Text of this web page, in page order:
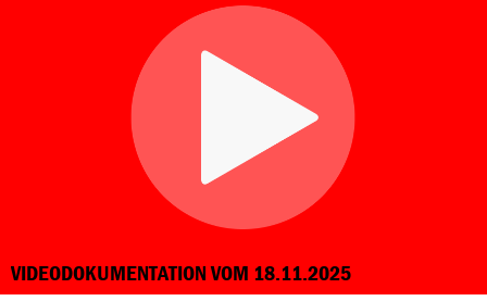
VIDEODOKUMENTATION VOM 18.11.2025